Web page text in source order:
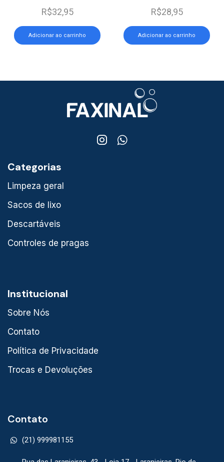
R$32,95
Adicionar ao carrinho
LITROS 59X62 C/30
R$28,95
Adicionar ao carrinho
Categorias
Limpeza geral
Sacos de lixo
Descartáveis
Controles de pragas
Institucional
Sobre Nós
Contato
Política de Privacidade
Trocas e Devoluções
Contato
(21) 999981155